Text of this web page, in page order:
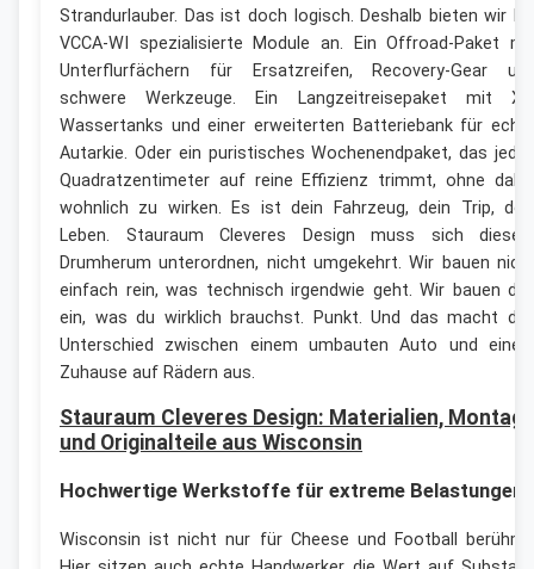
Strandurlauber. Das ist doch logisch. Deshalb bieten wir
VCCA-WI spezialisierte Module an. Ein Offroad-Paket
Unterflurfächern für Ersatzreifen, Recovery-Gear
schwere Werkzeuge. Ein Langzeitreisepaket mit
Wassertanks und einer erweiterten Batteriebank für
Autarkie. Oder ein puristisches Wochenendpaket, das
Quadratzentimeter auf reine Effizienz trimmt, ohne
wohnlich zu wirken. Es ist dein Fahrzeug, dein Trip,
Leben. Stauraum Cleveres Design muss sich
Drumherum unterordnen, nicht umgekehrt. Wir bauen
einfach rein, was technisch irgendwie geht. Wir bauen
ein, was du wirklich brauchst. Punkt. Und das macht
Unterschied zwischen einem umbauten Auto und
Zuhause auf Rädern aus.
Stauraum Cleveres Design: Materialien, Montage
und Originalteile aus Wisconsin
Hochwertige Werkstoffe für extreme Belastungen
Wisconsin ist nicht nur für Cheese und Football